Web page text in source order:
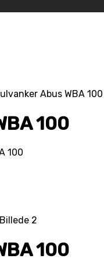
Abus WBA 100
100
100
100